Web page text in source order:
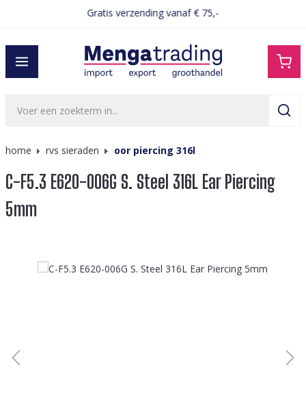
Gratis verzending vanaf € 75,-
home rvs sieraden oor piercing 316l
C-F5.3 E620-006G S. Steel 316L Ear Piercing
5mm
Afbeeldingengalerij overslaan